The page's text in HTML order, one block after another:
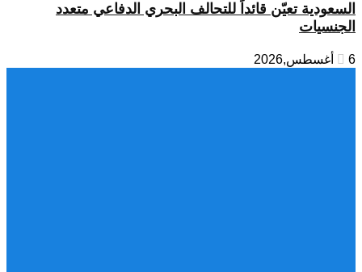
السعودية تعيّن قائداً للتحالف البحري الدفاعي متعدد
الجنسيات
6 أغسطس,2026